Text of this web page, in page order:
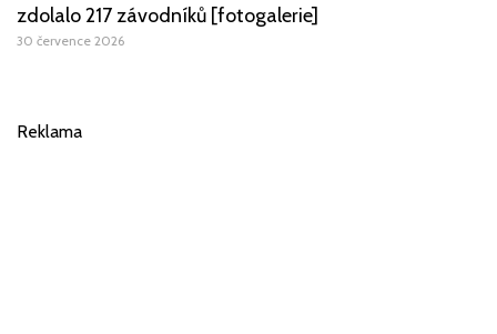
zdolalo 217 závodníků [fotogalerie]
30 července 2026
Reklama